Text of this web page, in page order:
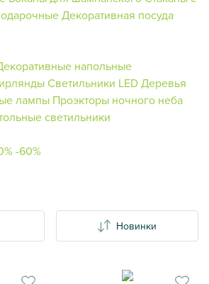
Новинки
Декоративная посуда
напольные
Светильники LED Деревья
лампы Проэкторы ночного неба
светильники
-60%